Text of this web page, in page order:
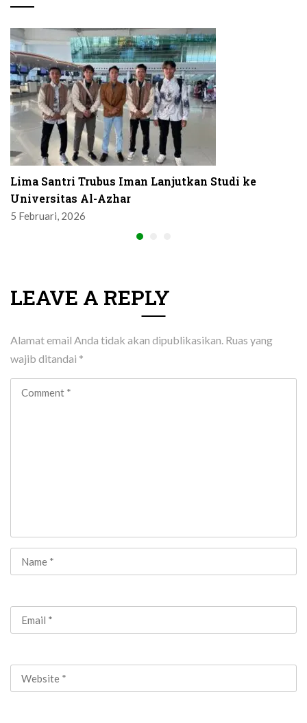
Lima Santri Trubus Iman Lanjutkan Studi ke
Universitas Al-Azhar
5 Februari, 2026
LEAVE A REPLY
Alamat email Anda tidak akan dipublikasikan. Ruas yang
wajib ditandai *